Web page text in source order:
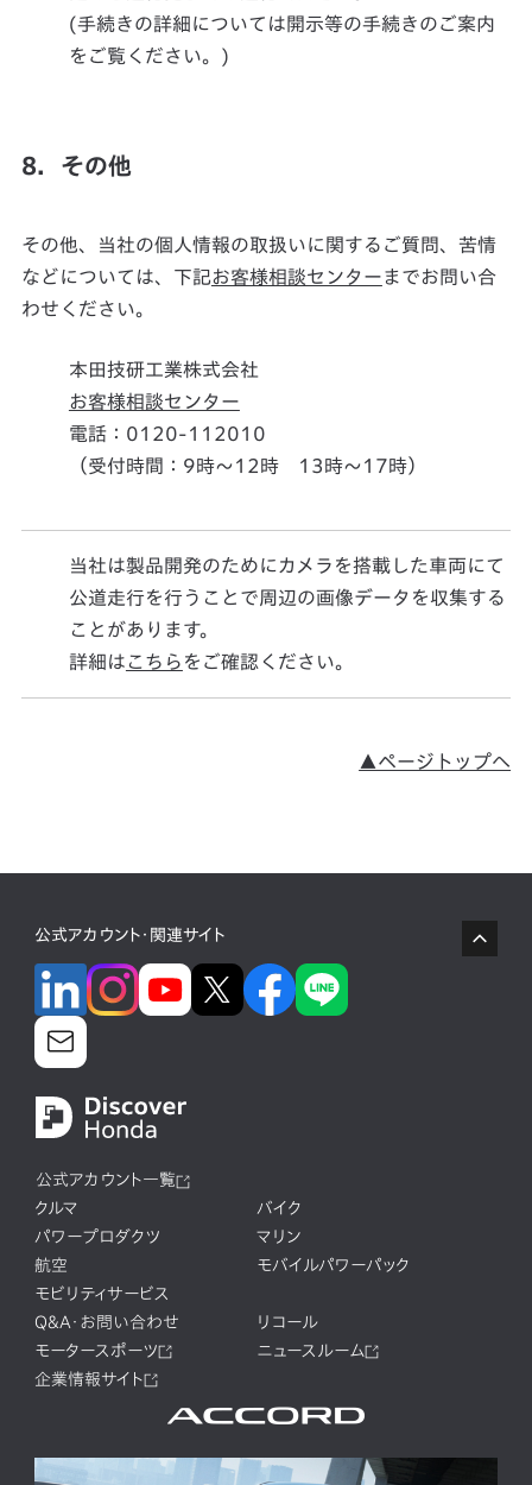
(手続きの詳細については開示等の手続きのご案内
をご覧ください。)
8．その他
その他、当社の個人情報の取扱いに関するご質問、苦情
などについては、下記お客様相談センターまでお問い合
わせください。
本田技研工業株式会社
お客様相談センター
電話：0120-112010
（受付時間：9時～12時 13時～17時）
当社は製品開発のためにカメラを搭載した車両にて
公道走行を行うことで周辺の画像データを収集する
ことがあります。
詳細はこちら をご確認ください。
▲ページトップへ
公式アカウント・関連サイト
公式アカウント一覧
クルマ
バイク
パワープロダクツ
マリン
航空
モバイルパワーパック
モビリティサービス
Q&A・お問い合わせ
リコール
モータースポーツ
ニュースルーム
企業情報サイト